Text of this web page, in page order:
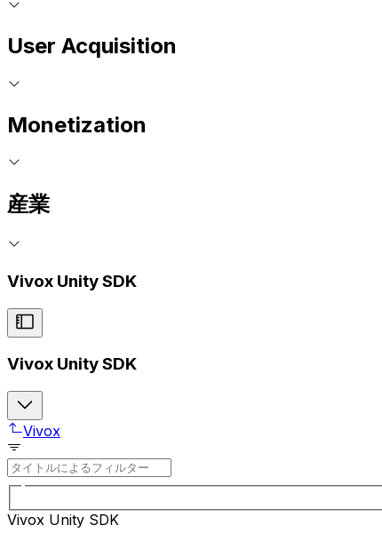
User Acquisition
Monetization
産業
Vivox Unity SDK
Vivox Unity SDK
Vivox
Vivox Unity SDK